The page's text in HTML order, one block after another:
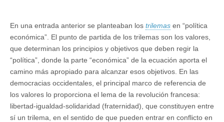
En una entrada anterior se planteaban los trilemas en “política
económica”. El punto de partida de los trilemas son los valores,
que determinan los principios y objetivos que deben regir la
“política”, donde la parte “económica” de la ecuación aporta el
camino más apropiado para alcanzar esos objetivos. En las
democracias occidentales, el principal marco de referencia de
los valores lo proporciona el lema de la revolución francesa:
libertad-igualdad-solidaridad (fraternidad), que constituyen entre
sí un trilema, en el sentido de que pueden entrar en conflicto en